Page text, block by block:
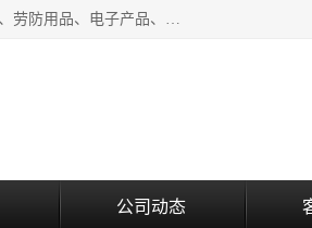
上海青禾贸易有限公司成立于2020年，注册地位于上海市宝山区。经营范围包括：机械设备、五金制品、劳防用品、电子产品、塑胶制品、家具、模具、纺织品、仪器仪表、建筑材料、装饰材料、化工产品、金属制品、机车配件等货物进出口报关、清关服务。
公司动态